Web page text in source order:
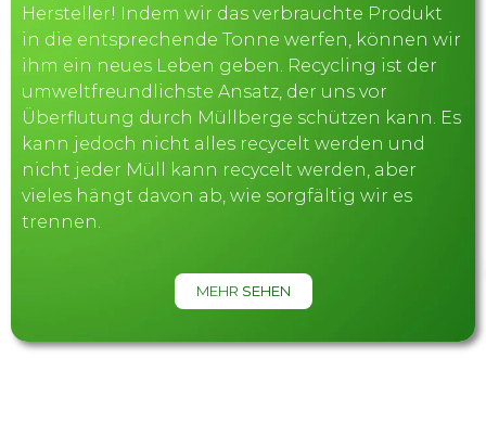
Hersteller! Indem wir das verbrauchte Produkt
in die entsprechende Tonne werfen, können wir
ihm ein neues Leben geben. Recycling ist der
umweltfreundlichste Ansatz, der uns vor
Überflutung durch Müllberge schützen kann. Es
kann jedoch nicht alles recycelt werden und
nicht jeder Müll kann recycelt werden, aber
vieles hängt davon ab, wie sorgfältig wir es
trennen.
MEHR SEHEN